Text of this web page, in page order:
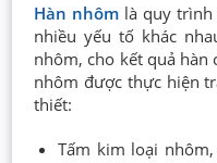
Hàn nhôm là quy
nhiều yếu tố khác
nhôm, cho kết quả hàn
nhôm được thực hiện
thiết:
Tấm kim loại